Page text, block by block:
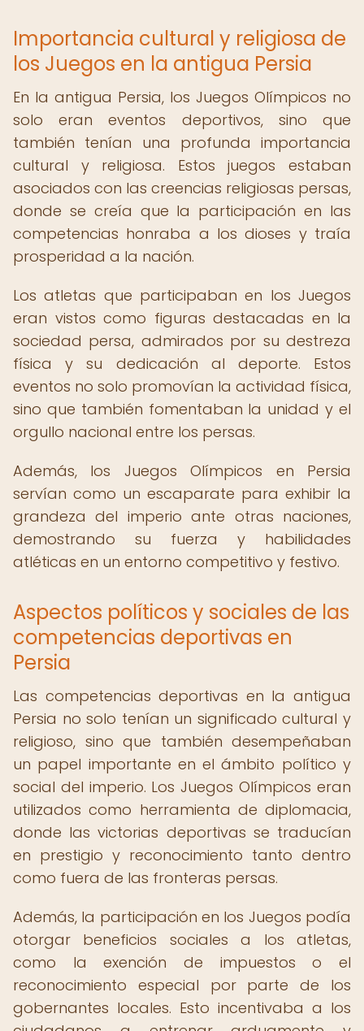
Importancia cultural y religiosa de
los Juegos en la antigua Persia
En la antigua Persia, los Juegos Olímpicos no
solo eran eventos deportivos, sino que
también tenían una profunda importancia
cultural y religiosa. Estos juegos estaban
asociados con las creencias religiosas persas,
donde se creía que la participación en las
competencias honraba a los dioses y traía
prosperidad a la nación.
Los atletas que participaban en los Juegos
eran vistos como figuras destacadas en la
sociedad persa, admirados por su destreza
física y su dedicación al deporte. Estos
eventos no solo promovían la actividad física,
sino que también fomentaban la unidad y el
orgullo nacional entre los persas.
Además, los Juegos Olímpicos en Persia
servían como un escaparate para exhibir la
grandeza del imperio ante otras naciones,
demostrando su fuerza y habilidades
atléticas en un entorno competitivo y festivo.
Aspectos políticos y sociales de las
competencias deportivas en
Persia
Las competencias deportivas en la antigua
Persia no solo tenían un significado cultural y
religioso, sino que también desempeñaban
un papel importante en el ámbito político y
social del imperio. Los Juegos Olímpicos eran
utilizados como herramienta de diplomacia,
donde las victorias deportivas se traducían
en prestigio y reconocimiento tanto dentro
como fuera de las fronteras persas.
Además, la participación en los Juegos podía
otorgar beneficios sociales a los atletas,
como la exención de impuestos o el
reconocimiento especial por parte de los
gobernantes locales. Esto incentivaba a los